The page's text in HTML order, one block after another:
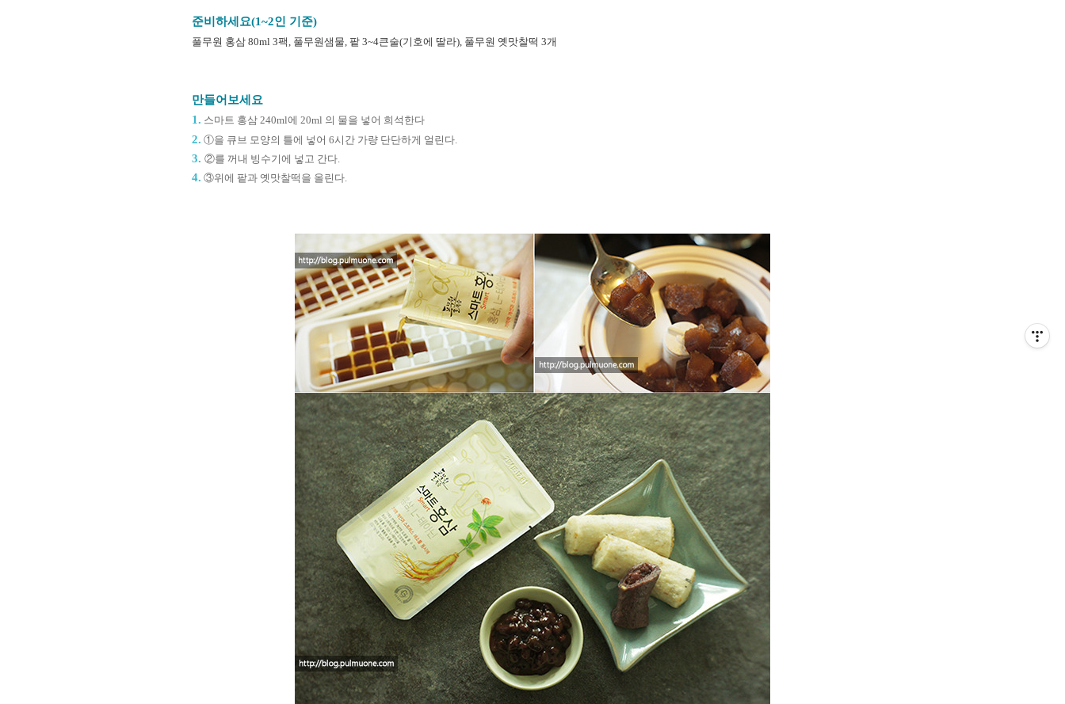
준비하세요(1~2인 기준)
풀무원 홍삼 80ml 3팩, 풀무원샘물, 팥 3~4큰술(기호에 딸라), 풀무원 옛맛찰떡 3개
만들어보세요
1. 스마트 홍삼 240ml에 20ml 의 물을 넣어 희석한다
2. ①을 큐브 모양의 틀에 넣어 6시간 가량 단단하게 얼린다.
3. ②를 꺼내 빙수기에 넣고 간다.
4. ③위에 팥과 옛맛찰떡을 올린다.